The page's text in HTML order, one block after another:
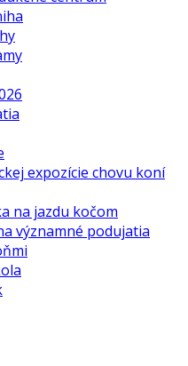
expozície chovu koní
na jazdu kočom
významné podujatia